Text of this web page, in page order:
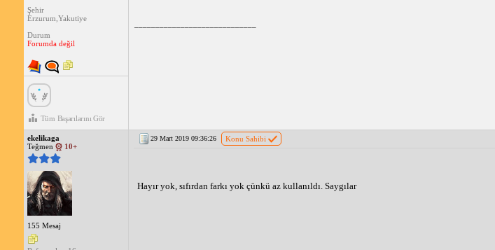
Şehir
Erzurum,Yakutiye
Durum
Forumda değil
Tüm Başarılarını Gör
ekelikaga
Teğmen
10+
155 Mesaj
29 Mart 2019 09:36:26 Konu Sahibi
Hayır yok, sıfırdan farkı yok çünkü az kullanıldı. Saygılar